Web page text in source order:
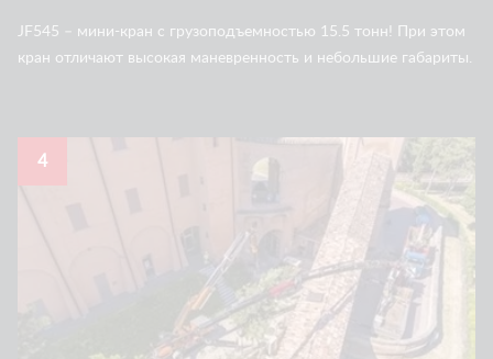
JF545 – мини-кран с грузоподъемностью 15.5 тонн! При этом
кран отличают высокая маневренность и небольшие габариты.
4